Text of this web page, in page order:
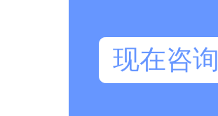
现在咨询